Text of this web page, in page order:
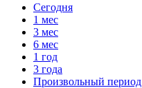
Сегодня
1 мес
3 мес
6 мес
1 год
3 года
Произвольный период